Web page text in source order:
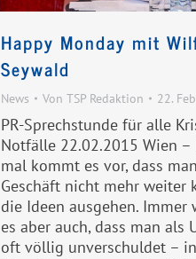
Happy Monday mit
Seywald
News Von TSP Redaktion 22.
PR-Sprechstunde für alle
Notfälle 22.02.2015 Wien
mal kommt es vor, dass
Geschäft nicht mehr weiter
die Ideen ausgehen. Immer
es aber auch, dass man als
oft völlig unverschuldet –